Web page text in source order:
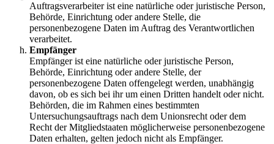
Auftragsverarbeiter ist eine natürliche oder juristische Person,
Behörde, Einrichtung oder andere Stelle, die
personenbezogene Daten im Auftrag des Verantwortlichen
verarbeitet.
Empfänger
Empfänger ist eine natürliche oder juristische Person,
Behörde, Einrichtung oder andere Stelle, der
personenbezogene Daten offengelegt werden, unabhängig
davon, ob es sich bei ihr um einen Dritten handelt oder nicht.
Behörden, die im Rahmen eines bestimmten
Untersuchungsauftrags nach dem Unionsrecht oder dem
Recht der Mitgliedstaaten möglicherweise personenbezogene
Daten erhalten, gelten jedoch nicht als Empfänger.